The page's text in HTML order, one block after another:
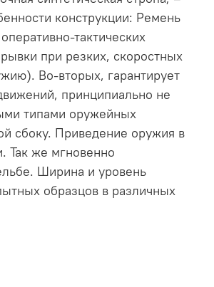
конструкции: Ремень
тактических
при резких, скоростных
Во-вторых, гарантирует
принципиально не
типами оружейных
сбоку. Приведение оружия в
Так же мгновенно
Ширина и уровень
образцов в различных